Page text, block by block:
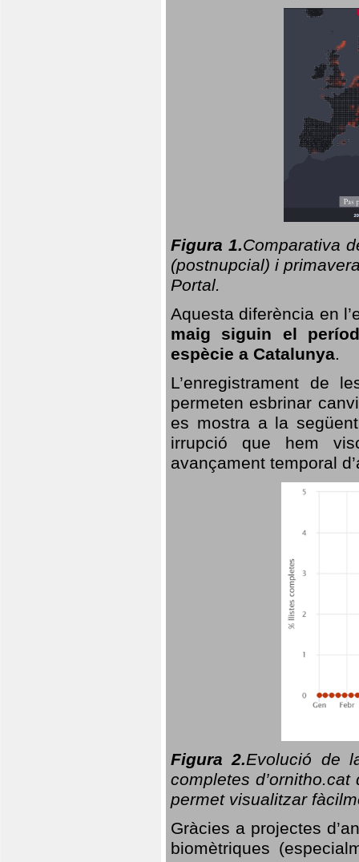
Figura 1.Comparativa
(postnupcial) i
Portal.
Aquesta diferència en
maig siguin el
espècie a Catalunya.
L’enregistrament de
permeten esbrinar
es mostra a la
irrupció que hem
avançament temporal
Figura 2.Evolució de
completes
permet visualitzar
Gràcies a projectes
biomètriques